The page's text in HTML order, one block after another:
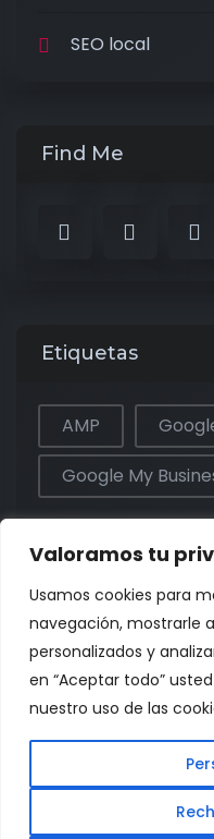
Valoramos tu
Usamos cookies para
navegación, mostrarle
personalizados y
en “Aceptar todo”
nuestro uso de las
SEO local
Find Me
Etiquetas
AMP
Google My
© 2026. Todos